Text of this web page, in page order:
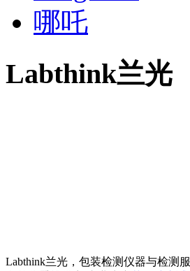
哪吒
Labthink兰光
Labthink兰光，包装检测仪器与检测服